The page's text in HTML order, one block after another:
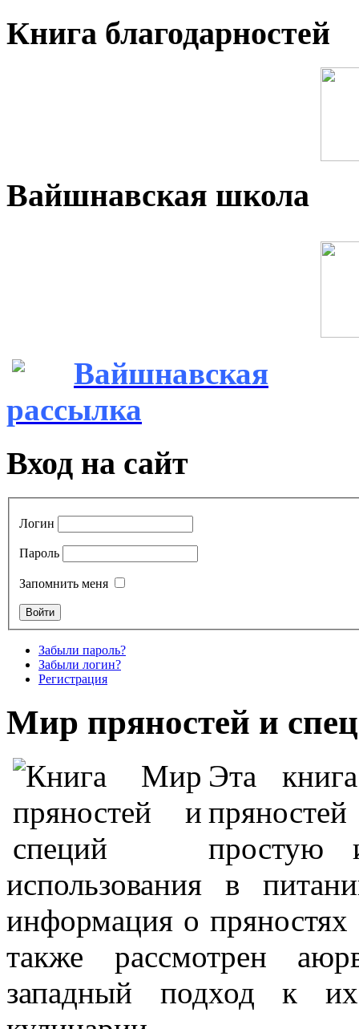
Книга благодарностей
Вайшнавская школа
Вайшнавская
рассылка
Вход на сайт
Логин
Пароль
Запомнить меня
Забыли пароль?
Забыли логин?
Регистрация
Мир пряностей и
Эта
простую
использования в
информация о пряностях
также рассмотрен
западный подход к